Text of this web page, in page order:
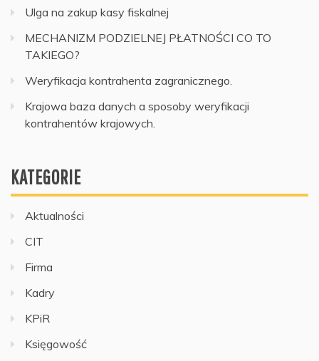
Ulga na zakup kasy fiskalnej
MECHANIZM PODZIELNEJ PŁATNOŚCI CO TO
TAKIEGO?
Weryfikacja kontrahenta zagranicznego.
Krajowa baza danych a sposoby weryfikacji
kontrahentów krajowych.
KATEGORIE
Aktualności
CIT
Firma
Kadry
KPiR
Księgowość